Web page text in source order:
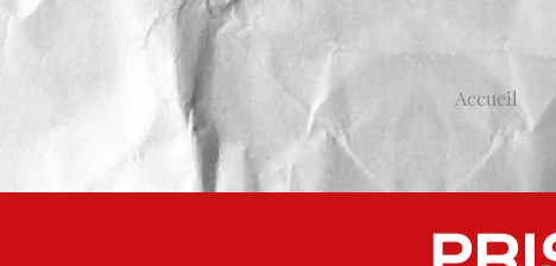
AUBANEL
Accueil